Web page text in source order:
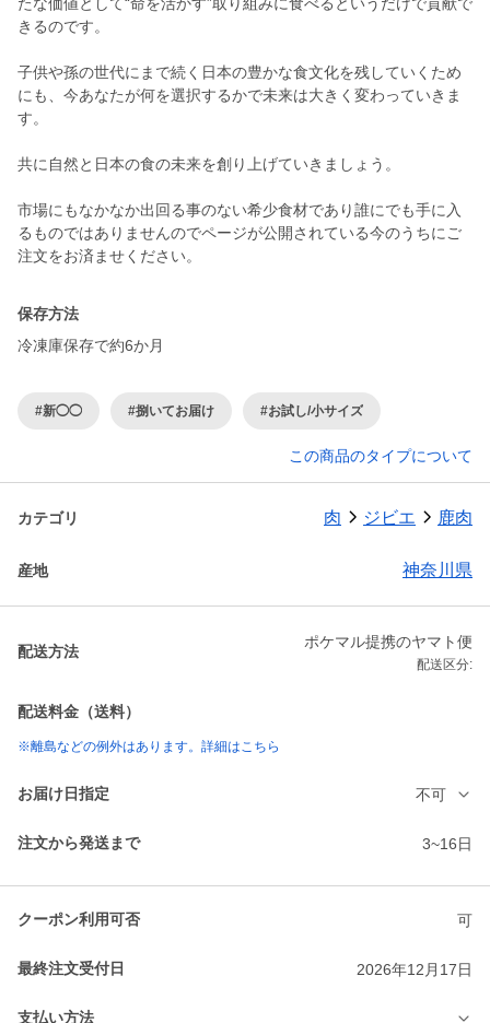
きるのです。
子供や孫の世代にまで続く日本の豊かな食文化を残していくため
にも、今あなたが何を選択するかで未来は大きく変わっていきま
す。
共に自然と日本の食の未来を創り上げていきましょう。
市場にもなかなか出回る事のない希少食材であり誰にでも手に入
るものではありませんのでページが公開されている今のうちにご
保存方法
冷凍庫保存で約6か月
#新◯◯ #捌いてお届け #お試し/小サイズ
この商品のタイプについて
カテゴリ 肉 ジビエ 鹿肉
産地 神奈川県
配送方法
ポケマル提携のヤマト便
配送区分:
配送料金（送料）
※離島などの例外はあります。詳細はこちら
お届け日指定 不可
注文から発送まで 3~16日
クーポン利用可否 可
最終注文受付日 2026年12月17日
支払い方法